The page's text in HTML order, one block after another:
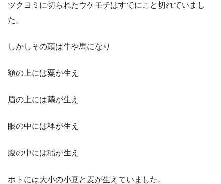
ツクヨミに切られたウケモチはすでにこと切れていまし
た。
しかしその頭は牛や馬になり
額の上には粟が生え
眉の上には繭が生え
眼の中には稗が生え
腹の中には稲が生え
ホトには大小の小豆と麦が生えていました。